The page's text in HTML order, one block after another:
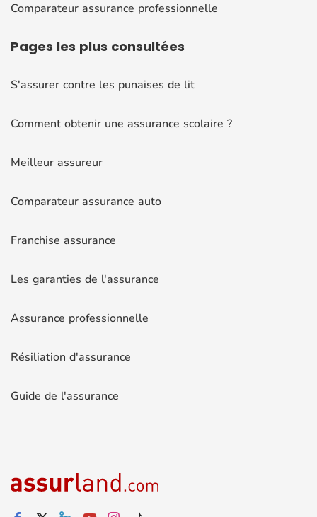
Comparateur assurance professionnelle
Pages les plus consultées
S'assurer contre les punaises de lit
Comment obtenir une assurance scolaire ?
Meilleur assureur
Comparateur assurance auto
Franchise assurance
Les garanties de l'assurance
Assurance professionnelle
Résiliation d'assurance
Guide de l'assurance